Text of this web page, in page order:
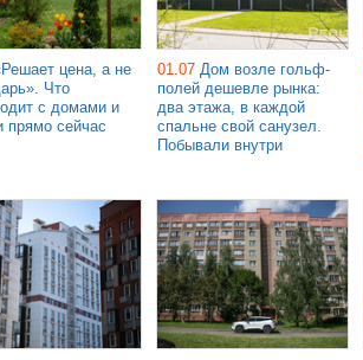
цена, а не
Что
с домами и
прямо сейчас
01.07 Дом возле гольф-
полей дешевле рынка:
два этажа, в каждой
спальне свой санузел.
Побывали внутри